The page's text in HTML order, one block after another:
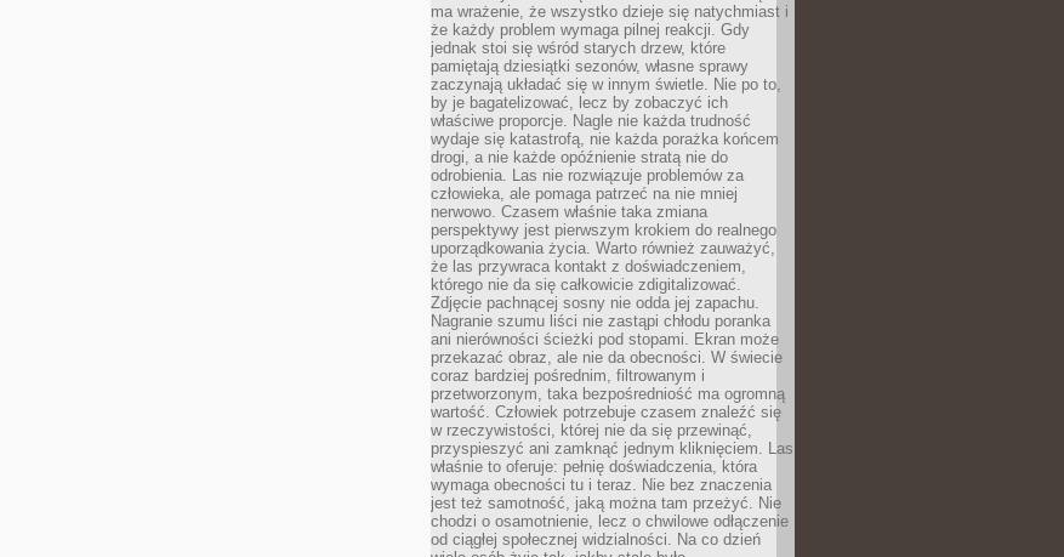
ma wrażenie, że wszystko dzieje się natychmiast i
że każdy problem wymaga pilnej reakcji. Gdy
jednak stoi się wśród starych drzew, które
pamiętają dziesiątki sezonów, własne sprawy
zaczynają układać się w innym świetle. Nie po to,
by je bagatelizować, lecz by zobaczyć ich
właściwe proporcje. Nagle nie każda trudność
wydaje się katastrofą, nie każda porażka końcem
drogi, a nie każde opóźnienie stratą nie do
odrobienia. Las nie rozwiązuje problemów za
człowieka, ale pomaga patrzeć na nie mniej
nerwowo. Czasem właśnie taka zmiana
perspektywy jest pierwszym krokiem do realnego
uporządkowania życia. Warto również zauważyć,
że las przywraca kontakt z doświadczeniem,
którego nie da się całkowicie zdigitalizować.
Zdjęcie pachnącej sosny nie odda jej zapachu.
Nagranie szumu liści nie zastąpi chłodu poranka
ani nierówności ścieżki pod stopami. Ekran może
przekazać obraz, ale nie da obecności. W świecie
coraz bardziej pośrednim, filtrowanym i
przetworzonym, taka bezpośredniość ma ogromną
wartość. Człowiek potrzebuje czasem znaleźć się
w rzeczywistości, której nie da się przewinąć,
przyspieszyć ani zamknąć jednym kliknięciem. Las
właśnie to oferuje: pełnię doświadczenia, która
wymaga obecności tu i teraz. Nie bez znaczenia
jest też samotność, jaką można tam przeżyć. Nie
chodzi o osamotnienie, lecz o chwilowe odłączenie
od ciągłej społecznej widzialności. Na co dzień